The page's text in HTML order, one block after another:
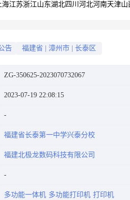
合同公告
海江苏浙江山东湖北四川 河北河南天津山
告 福建省 漳州市 长泰区
ZG-350625-2023070732067
2023-07-19 22:08:15
福建省长泰第一中学兴泰分校
福建北极龙数码科技有限公司
多功能一体机 多功能打印机 打印机